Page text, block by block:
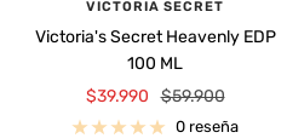
VICTORIA SECRET
Victoria's Secret Heavenly EDP
100 ML
Precio
de
$39.990 Precio
normal
$59.900
0 reseña